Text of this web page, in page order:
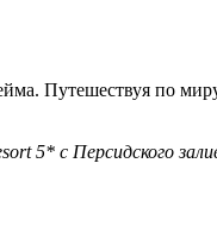
Путешествуя по
5* с Персидского